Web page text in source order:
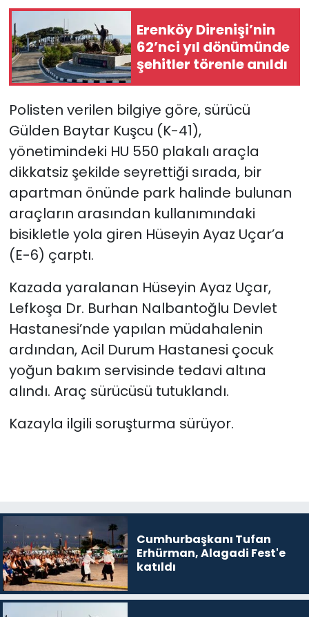
Erenköy Direnişi’nin
62’nci yıl dönümünde
şehitler törenle anıldı
Polisten verilen bilgiye göre, sürücü
Gülden Baytar Kuşcu (K-41),
yönetimindeki HU 550 plakalı araçla
dikkatsiz şekilde seyrettiği sırada, bir
apartman önünde park halinde bulunan
araçların arasından kullanımındaki
bisikletle yola giren Hüseyin Ayaz Uçar’a
(E-6) çarptı.
Kazada yaralanan Hüseyin Ayaz Uçar,
Lefkoşa Dr. Burhan Nalbantoğlu Devlet
Hastanesi’nde yapılan müdahalenin
ardından, Acil Durum Hastanesi çocuk
yoğun bakım servisinde tedavi altına
alındı. Araç sürücüsü tutuklandı.
Kazayla ilgili soruşturma sürüyor.
Cumhurbaşkanı Tufan
Erhürman, Alagadi Fest'e
katıldı
Teknoloji
TÜRKiYE
Video Galeri
YAŞAM
Yazarlar